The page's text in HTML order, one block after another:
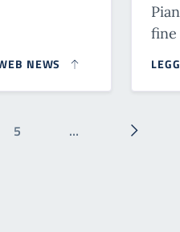
NEWS
fine
Pagina
5 … Pagina